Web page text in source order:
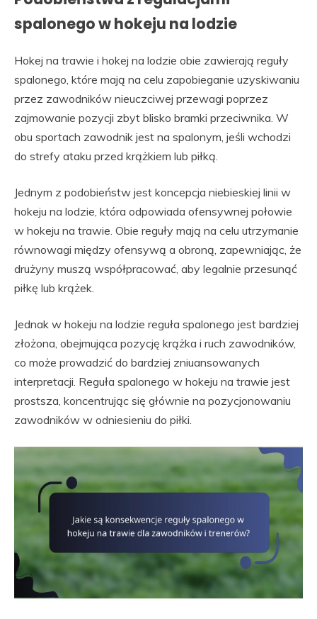
spalonego w hokeju na lodzie
Hokej na trawie i hokej na lodzie obie zawierają reguły
spalonego, które mają na celu zapobieganie uzyskiwaniu
przez zawodników nieuczciwej przewagi poprzez
zajmowanie pozycji zbyt blisko bramki przeciwnika. W
obu sportach zawodnik jest na spalonym, jeśli wchodzi
do strefy ataku przed krążkiem lub piłką.
Jednym z podobieństw jest koncepcja niebieskiej linii w
hokeju na lodzie, która odpowiada ofensywnej połowie
w hokeju na trawie. Obie reguły mają na celu utrzymanie
równowagi między ofensywą a obroną, zapewniając, że
drużyny muszą współpracować, aby legalnie przesunąć
piłkę lub krążek.
Jednak w hokeju na lodzie reguła spalonego jest bardziej
złożona, obejmująca pozycję krążka i ruch zawodników,
co może prowadzić do bardziej zniuansowanych
interpretacji. Reguła spalonego w hokeju na trawie jest
prostsza, koncentrując się głównie na pozycjonowaniu
zawodników w odniesieniu do piłki.